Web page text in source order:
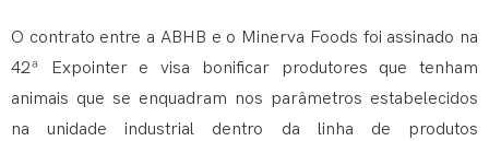
O contrato entre a ABHB e o Minerva Foods foi assinado na
42ª Expointer e visa bonificar produtores que tenham
animais que se enquadram nos parâmetros estabelecidos
na unidade industrial dentro da linha de produtos